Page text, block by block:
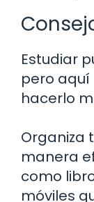
Estudiar
pero aquí
hacerlo
Organiza
manera
como
móviles